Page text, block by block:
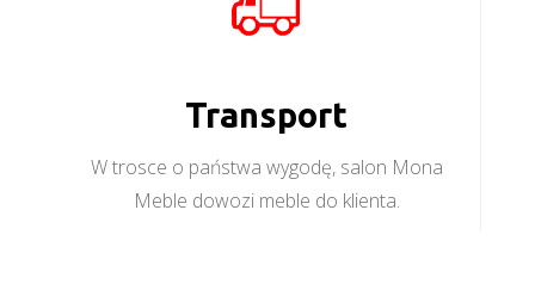
Transport
W trosce o państwa wygodę, salon Mona
Meble dowozi meble do klienta.